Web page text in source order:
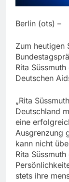
Berlin (ots) –
Zum heutigen
Rita
Deutschen
„Rita
Deutschland
eine
Ausgrenzung
kann nicht
Rita
stets ihre